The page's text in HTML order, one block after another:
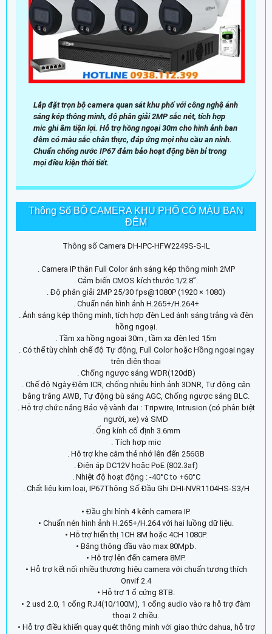
Lắp đặt trọn bộ camera quan sát khu phố với công nghệ ánh
sáng kép thông minh, độ phân giải 2MP sắc nét, tích hợp
mic ghi âm tiện lợi. Hỗ trợ hồng ngoại 30m cho hình ảnh ban
đêm có màu sắc chân thực, đáp ứng mọi nhu cầu an ninh.
Chuẩn chống nước IP67 đảm bảo hoạt động bền bỉ trong
mọi điều kiện thời tiết.
Thông Số BỘ CAMERA KHU PHỐ CÓ MÀU BAN
ĐÊM
Thông số Camera DH-IPC-HFW2249S-S-IL
. Camera IP thân Full Color ánh sáng kép thông minh 2MP
. Cảm biến CMOS kích thước 1/2.8”.
. Độ phân giải 2MP 25/30 fps@1080P (1920 × 1080)
. Chuẩn nén hình ảnh H.265+/H.264+
. Ánh sáng kép thông minh, tích hợp đèn Led ánh sáng trắng và đèn
hồng ngoại.
. Tầm xa hồng ngoại 30m , tầm xa đèn led 15m
. Có thể tùy chỉnh chế độ Tự động, Full Color hoặc Hồng ngoại ngay
trên điện thoại
. Chống ngược sáng WDR(120dB)
. Chế độ Ngày Đêm ICR, chống nhiễu hình ảnh 3DNR, Tự động cân
bằng trắng AWB, Tự động bù sáng AGC, Chống ngược sáng BLC.
. Hỗ trợ chức năng Bảo vệ vành đai : Tripwire, Intrusion (có phân biệt
người, xe) và SMD
. Ống kính cố định 3.6mm
. Tích hợp mic
. Hỗ trợ khe cắm thẻ nhớ lên đến 256GB
. Điện áp DC12V hoặc PoE (802.3af)
. Nhiệt độ hoạt động : -40°C to +60°C
. Chất liệu kim loại, IP67Thông Số Đầu Ghi DHI-NVR1104HS-S3/H
• Đầu ghi hình 4 kênh camera IP.
• Chuẩn nén hình ảnh H.265+/H.264 với hai luồng dữ liệu.
• Hỗ trợ hiển thị 1CH 8M hoặc 4CH 1080P.
• Băng thông đầu vào max 80Mpb.
• Hỗ trợ lên đến camera 8MP.
• Hỗ trợ kết nối nhiều thương hiệu camera với chuẩn tương thích
Onvif 2.4
• Hỗ trợ 1 ổ cứng 8TB.
• 2 usd 2.0, 1 cổng RJ4(10/100M), 1 cổng audio vào ra hỗ trợ đàm
thoại 2 chiều.
• Hỗ trợ điều khiển quay quét thông minh với giao thức dahua, hỗ trợ